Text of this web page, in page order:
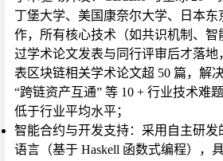
丁堡大学、美国康奈尔大学、日本
作，所有核心技术（如共识机制、智
过学术论文发表与同行评审后才落地
表区块链相关学术论文超 50 篇，解
“跨链资产互通” 等 10 + 行业技术难
低于行业平均水平；
智能合约与开发支持：采用自主研发
语言（基于 Haskell 函数式编程），